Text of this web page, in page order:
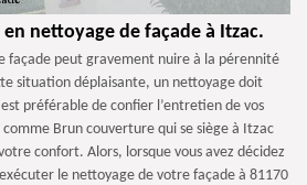
nettoyage de façade à Itzac.
façade peut gravement nuire à la pérennité
situation déplaisante, un nettoyage doit
préférable de confier l’entretien de vos
Brun couverture qui se siège à Itzac
confort. Alors, lorsque vous avez décidez
le nettoyage de votre façade à 81170